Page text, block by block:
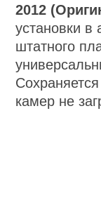
2012
установки в
штатного
камер не